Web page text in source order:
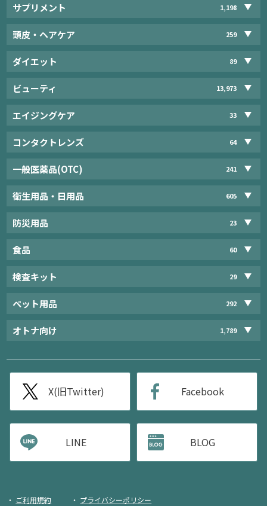
サプリメント 1,198
頭皮・ヘアケア 259
ダイエット 89
ビューティ 13,973
エイジングケア 33
コンタクトレンズ 64
一般医薬品(OTC) 241
衛生用品・日用品 605
防災用品 23
食品 60
検査キット 29
ペット用品 292
オトナ向け 1,789
X(旧Twitter) Facebook
LINE BLOG
ご利用規約 プライバシーポリシー